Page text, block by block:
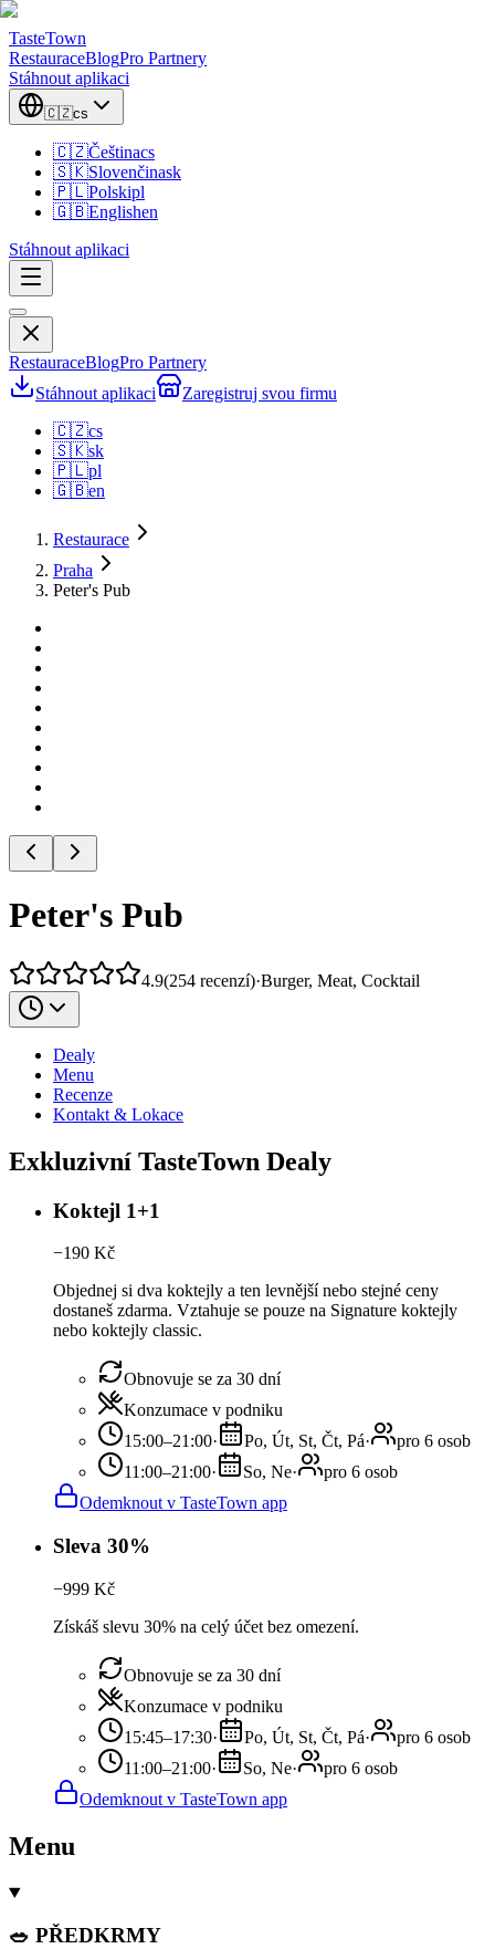
TasteTown
RestauraceBlogPro Partnery
Stáhnout aplikaci
🇨🇿cs
🇨🇿Češtinacs
🇸🇰Slovenčinask
🇵🇱Polskipl
🇬🇧Englishen
Stáhnout aplikaci
RestauraceBlogPro Partnery
Stáhnout aplikaci
Zaregistruj svou firmu
🇨🇿cs
🇸🇰sk
🇵🇱pl
🇬🇧en
Restaurace
Praha
Peter's Pub
Peter's Pub
4.9(254 recenzí)·Burger, Meat, Cocktail
Dealy
Menu
Recenze
Kontakt & Lokace
Exkluzivní TasteTown Dealy
Koktejl 1+1
−190 Kč
Objednej si dva koktejly a ten levnější nebo stejné ceny
dostaneš zdarma. Vztahuje se pouze na Signature koktejly
nebo koktejly classic.
Obnovuje se za 30 dní
Konzumace v podniku
15:00–21:00· Po, Út, St, Čt, Pá·
pro 6 osob
11:00–21:00· So, Ne·
pro 6 osob
Odemknout v TasteTown app
Sleva 30%
−999 Kč
Získáš slevu 30% na celý účet bez omezení.
Obnovuje se za 30 dní
Konzumace v podniku
15:45–17:30· Po, Út, St, Čt, Pá·
pro 6 osob
11:00–21:00· So, Ne·
pro 6 osob
Odemknout v TasteTown app
Menu
🥗 PŘEDKRMY